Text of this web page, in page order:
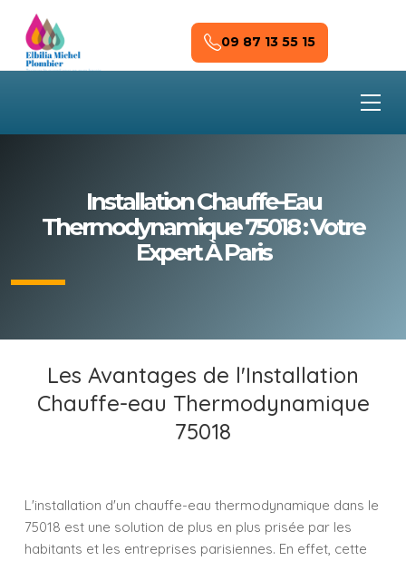
Skip to main content
09 87 13 55 15
Installation Chauffe-Eau
Thermodynamique 75018 : Votre
Expert À Paris
Les Avantages de l'Installation
Chauffe-eau Thermodynamique
75018
L'installation d'un chauffe-eau thermodynamique dans le
75018 est une solution de plus en plus prisée par les
habitants et les entreprises parisiennes. En effet, cette